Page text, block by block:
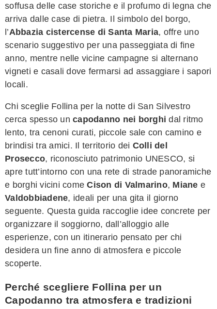
soffusa delle case storiche e il profumo di legna che
arriva dalle case di pietra. Il simbolo del borgo,
l’Abbazia cistercense di Santa Maria, offre uno
scenario suggestivo per una passeggiata di fine
anno, mentre nelle vicine campagne si alternano
vigneti e casali dove fermarsi ad assaggiare i sapori
locali.
Chi sceglie Follina per la notte di San Silvestro
cerca spesso un capodanno nei borghi dal ritmo
lento, tra cenoni curati, piccole sale con camino e
brindisi tra amici. Il territorio dei Colli del
Prosecco, riconosciuto patrimonio UNESCO, si
apre tutt’intorno con una rete di strade panoramiche
e borghi vicini comeCison di Valmarino, Miane e
Valdobbiadene, ideali per una gita il giorno
seguente. Questa guida raccoglie idee concrete per
organizzare il soggiorno, dall’alloggio alle
esperienze, con un itinerario pensato per chi
desidera un fine anno di atmosfera e piccole
scoperte.
Perché scegliere Follina per un
Capodanno tra atmosfera e tradizioni